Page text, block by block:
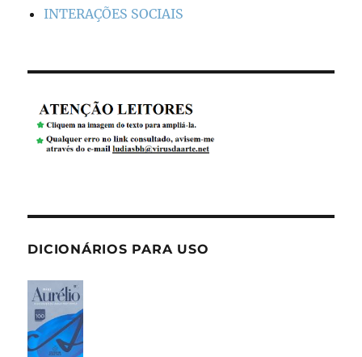
INTERAÇÕES SOCIAIS
DICIONÁRIOS PARA USO